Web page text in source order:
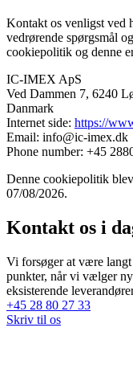
Kontakt os venligst ved
vedrørende spørgsmål
cookiepolitik og denne
IC-IMEX ApS
Ved Dammen 7, 6240
Danmark
Internet side: https://
Email: info@ic-imex.dk
Phone number: +45
Denne cookiepolitik
07/08/2026.
Kontakt os i
Vi forsøger at være
punkter, når vi vælger
eksisterende
+45 28 80 27 33
Skriv til os